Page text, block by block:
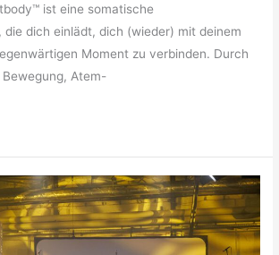
ist eine somatische
die dich einlädt, dich (wieder) mit deinem
Moment zu verbinden. Durch
Atem-